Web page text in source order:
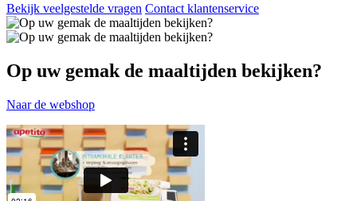
Bekijk veelgestelde vragen Contact klantenservice
Op uw gemak de maaltijden bekijken?
Naar de webshop